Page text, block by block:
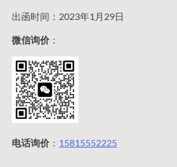
出函时间：2023年1月29日
微信询价：
电话询价： 15815552225